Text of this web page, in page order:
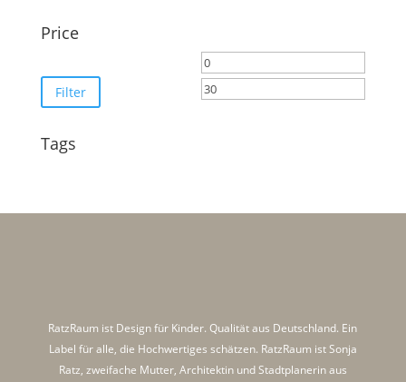
Price
Min.
Preis
Filter
Tags
RatzRaum ist Design für Kinder. Qualität aus Deutschland. Ein
Label für alle, die Hochwertiges schätzen. RatzRaum ist Sonja
Ratz, zweifache Mutter, Architektin und Stadtplanerin aus